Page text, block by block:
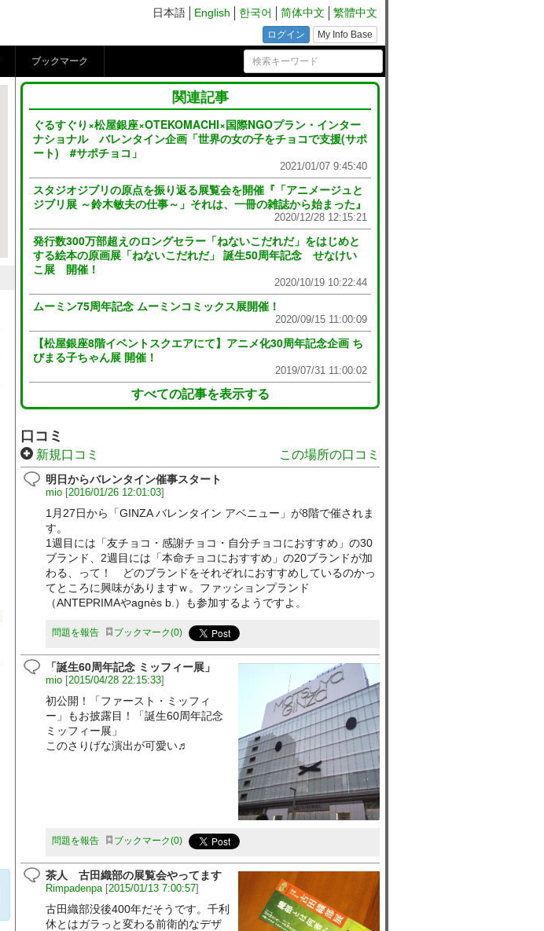
日本語 English 한국어 简体中文 繁體中文
ログイン My Info Base
ブックマーク
関連記事
ぐるすぐり×松屋銀座×OTEKOMACHI×国際NGOプラン・インター
ナショナル バレンタイン企画「世界の女の子をチョコで支援(サポ
ート) #サポチョコ」
2021/01/07 9:45:40
スタジオジブリの原点を振り返る展覧会を開催『「アニメージュと
ジブリ展 ～鈴木敏夫の仕事～」それは、一冊の雑誌から始まった』
2020/12/28 12:15:21
発行数300万部超えのロングセラー「ねないこだれだ」をはじめと
する絵本の原画展「ねないこだれだ」 誕生50周年記念 せなけい
こ展 開催！
2020/10/19 10:22:44
ムーミン75周年記念 ムーミンコミックス展開催！
2020/09/15 11:00:09
【松屋銀座8階イベントスクエアにて】アニメ化30周年記念企画 ち
びまる子ちゃん展 開催！
2019/07/31 11:00:02
すべての記事を表示する
口コミ
新規口コミ この場所の口コミ
明日からバレンタイン催事スタート
mio [2016/01/26 12:01:03]
1月27日から「GINZA バレンタイン アベニュー」が8階で催されま
す。
1週目には「友チョコ・感謝チョコ・自分チョコにおすすめ」の30
ブランド、2週目には「本命チョコにおすすめ」の20ブランドが加
わる、って！ どのブランドをそれぞれにおすすめしているのかっ
てところに興味がありますｗ。ファッションプランド
（ANTEPRIMAやagnès b.）も参加するようですよ。
問題を報告 ブックマーク 0
「誕生60周年記念 ミッフィー展」
mio [2015/04/28 22:15:33]
初公開！「ファースト・ミッフィ
ー」もお披露目！「誕生60周年記念
ミッフィー展」
このさりげな演出が可愛い♬
問題を報告 ブックマーク 0
茶人 古田織部の展覧会やってます
Rimpadenpa [2015/01/13 7:00:57]
古田織部没後400年だそうです。千利
休とはガラっと変わる前衛的なデザ